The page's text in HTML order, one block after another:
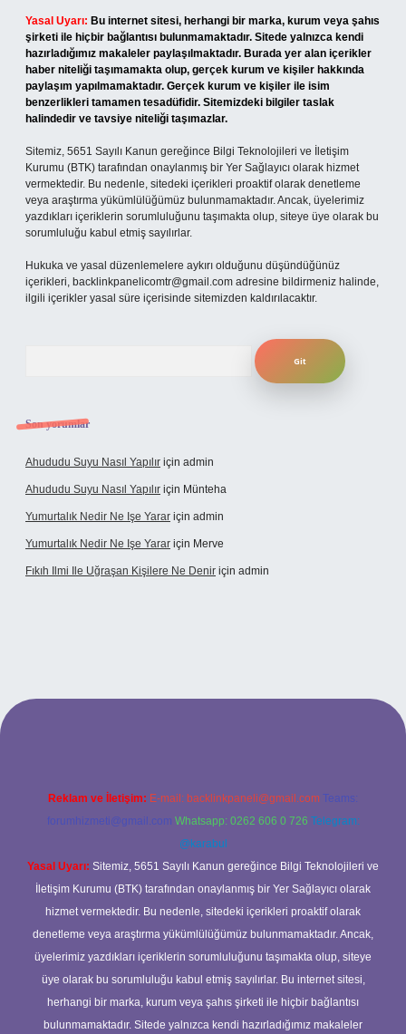
Yasal Uyarı: Bu internet sitesi, herhangi bir marka, kurum veya şahıs
şirketi ile hiçbir bağlantısı bulunmamaktadır. Sitede yalnızca kendi
hazırladığımız makaleler paylaşılmaktadır. Burada yer alan içerikler
haber niteliği taşımamakta olup, gerçek kurum ve kişiler hakkında
paylaşım yapılmamaktadır. Gerçek kurum ve kişiler ile isim
benzerlikleri tamamen tesadüfidir. Sitemizdeki bilgiler taslak
halindedir ve tavsiye niteliği taşımazlar.
Sitemiz, 5651 Sayılı Kanun gereğince Bilgi Teknolojileri ve İletişim
Kurumu (BTK) tarafından onaylanmış bir Yer Sağlayıcı olarak hizmet
vermektedir. Bu nedenle, sitedeki içerikleri proaktif olarak denetleme
veya araştırma yükümlülüğümüz bulunmamaktadır. Ancak, üyelerimiz
yazdıkları içeriklerin sorumluluğunu taşımakta olup, siteye üye olarak bu
sorumluluğu kabul etmiş sayılırlar.
Hukuka ve yasal düzenlemelere aykırı olduğunu düşündüğünüz
içerikleri, backlinkpanelicomtr@gmail.com adresine bildirmeniz halinde,
ilgili içerikler yasal süre içerisinde sitemizden kaldırılacaktır.
Son yorumlar
Ahududu Suyu Nasıl Yapılır için admin
Ahududu Suyu Nasıl Yapılır için Münteha
Yumurtalık Nedir Ne Işe Yarar için admin
Yumurtalık Nedir Ne Işe Yarar için Merve
Fıkıh Ilmi Ile Uğraşan Kişilere Ne Denir için admin
Reklam ve İletişim: E-mail: backlinkpaneli@gmail.com Teams:
forumhizmeti@gmail.com Whatsapp: 0262 606 0 726 Telegram:
@karabul
Yasal Uyarı: Sitemiz, 5651 Sayılı Kanun gereğince Bilgi Teknolojileri ve
İletişim Kurumu (BTK) tarafından onaylanmış bir Yer Sağlayıcı olarak
hizmet vermektedir. Bu nedenle, sitedeki içerikleri proaktif olarak
denetleme veya araştırma yükümlülüğümüz bulunmamaktadır. Ancak,
üyelerimiz yazdıkları içeriklerin sorumluluğunu taşımakta olup, siteye
üye olarak bu sorumluluğu kabul etmiş sayılırlar. Bu internet sitesi,
herhangi bir marka, kurum veya şahıs şirketi ile hiçbir bağlantısı
bulunmamaktadır. Sitede yalnızca kendi hazırladığımız makaleler